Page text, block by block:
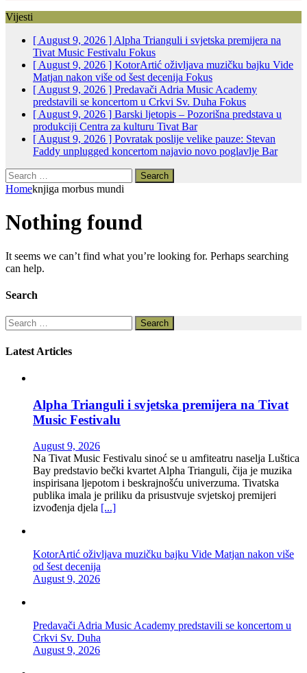
Vijesti
[ August 9, 2026 ] Alpha Trianguli i svjetska premijera na
Tivat Music Festivalu Fokus
[ August 9, 2026 ] KotorArtić oživljava muzičku bajku Vide
Matjan nakon više od šest decenija Fokus
[ August 9, 2026 ] Predavači Adria Music Academy
predstavili se koncertom u Crkvi Sv. Duha Fokus
[ August 9, 2026 ] Barski ljetopis – Pozorišna predstava u
produkciji Centra za kulturu Tivat Bar
[ August 9, 2026 ] Povratak poslije velike pauze: Stevan
Faddy unplugged koncertom najavio novo poglavlje Bar
Search
for:
Homeknjiga morbus mundi
Nothing found
It seems we can’t find what you’re looking for. Perhaps searching
can help.
Search
Search
for:
Latest Articles
Alpha Trianguli i svjetska premijera na Tivat
Music Festivalu
August 9, 2026
Na Tivat Music Festivalu sinoć se u amfiteatru naselja Luštica
Bay predstavio bečki kvartet Alpha Trianguli, čija je muzika
inspirisana ljepotom i beskrajnošću univerzuma. Tivatska
publika imala je priliku da prisustvuje svjetskoj premijeri
izvođenja djela [...]
KotorArtić oživljava muzičku bajku Vide Matjan nakon više
od šest decenija
August 9, 2026
Predavači Adria Music Academy predstavili se koncertom u
Crkvi Sv. Duha
August 9, 2026